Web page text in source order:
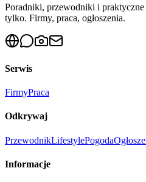
Poradniki, przewodniki i
tylko. Firmy, praca, ogłoszenia.
Serwis
FirmyPraca
Odkrywaj
PrzewodnikLifestylePogoda
Informacje